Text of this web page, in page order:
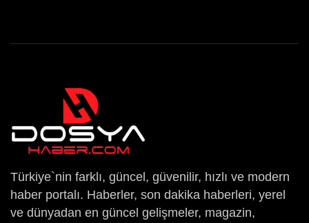
Türkiye`nin farklı, güncel, güvenilir, hızlı ve modern
haber portalı. Haberler, son dakika haberleri, yerel
ve dünyadan en güncel gelişmeler, magazin,